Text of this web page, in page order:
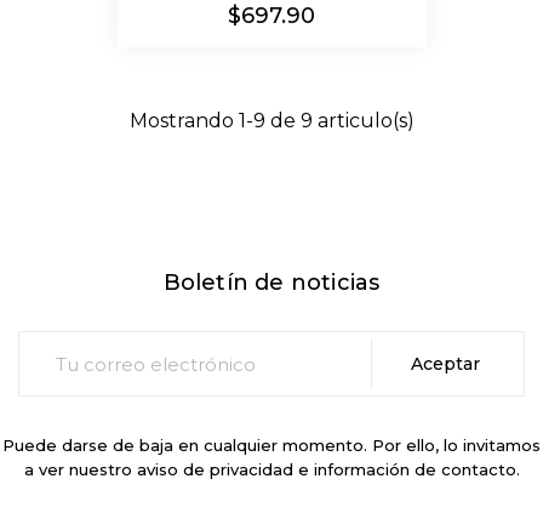
Precio
$697.90
Mostrando 1-9 de 9 articulo(s)
Boletín de noticias
Puede darse de baja en cualquier momento. Por ello, lo invitamos
a ver nuestro aviso de privacidad e información de contacto.